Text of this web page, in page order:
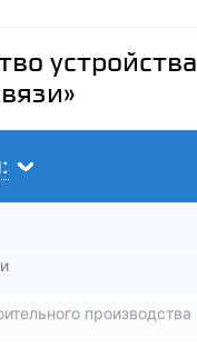
устройства
производства